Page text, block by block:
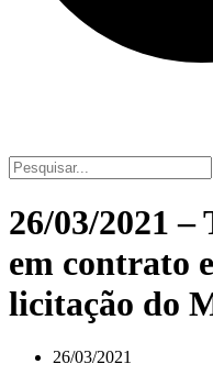
26/03/2021 –
em contrato
licitação do
26/03/2021